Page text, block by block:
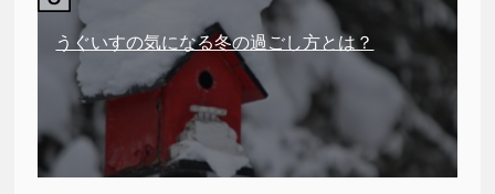
うぐいすの気になる冬の過ごし方とは？